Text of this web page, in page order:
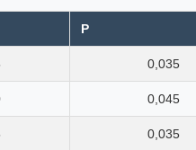
P
0,035
0,045
0,035